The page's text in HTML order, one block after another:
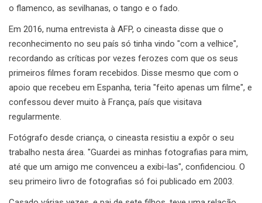
o flamenco, as sevilhanas, o tango e o fado.
Em 2016, numa entrevista à AFP, o cineasta disse que o
reconhecimento no seu país só tinha vindo "com a velhice",
recordando as críticas por vezes ferozes com que os seus
primeiros filmes foram recebidos. Disse mesmo que com o
apoio que recebeu em Espanha, teria "feito apenas um filme", e
confessou dever muito à França, país que visitava
regularmente.
Fotógrafo desde criança, o cineasta resistiu a expôr o seu
trabalho nesta área. "Guardei as minhas fotografias para mim,
até que um amigo me convenceu a exibi-las", confidenciou. O
seu primeiro livro de fotografias só foi publicado em 2003.